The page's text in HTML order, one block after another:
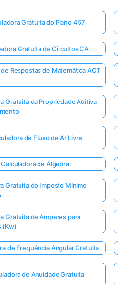
Gratuita do Plano 457
Gratuita de Circuitos CA
Respostas de Matemática ACT
Gratuita da Propriedade Aditiva
de Fluxo de Ar Livre
Calculadora de Álgebra
Gratuita do Imposto Mínimo
Gratuita de Amperes para
(Kw)
de Frequência Angular Gratuita
de Anuidade Gratuita